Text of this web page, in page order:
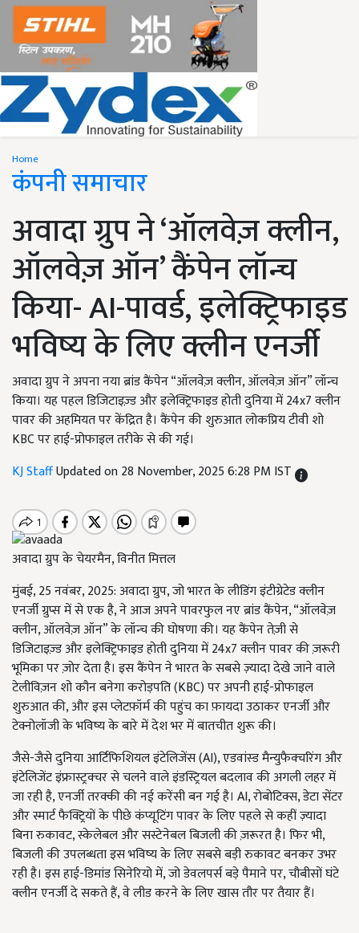
Home
कंपनी समाचार
अवादा ग्रुप ने ‘ऑलवेज़ क्लीन,
ऑलवेज़ ऑन’ कैंपेन लॉन्च
किया- AI-पावर्ड, इलेक्ट्रिफाइड
भविष्य के लिए क्लीन एनर्जी
अवादा ग्रुप ने अपना नया ब्रांड कैंपेन “ऑलवेज़ क्लीन, ऑलवेज़ ऑन” लॉन्च
किया। यह पहल डिजिटाइज़्ड और इलेक्ट्रिफाइड होती दुनिया में 24x7 क्लीन
पावर की अहमियत पर केंद्रित है। कैंपेन की शुरुआत लोकप्रिय टीवी शो
KBC पर हाई-प्रोफाइल तरीके से की गई।
KJ StaffUpdated on 28 November, 2025 6:28 PM IST
अवादा ग्रुप के चेयरमैन, विनीत मित्तल
मुंबई, 25 नवंबर, 2025: अवादा ग्रुप, जो भारत के लीडिंग इंटीग्रेटेड क्लीन
एनर्जी ग्रुप्स में से एक है, ने आज अपने पावरफुल नए ब्रांड कैंपेन, “ऑलवेज़
क्लीन, ऑलवेज़ ऑन” के लॉन्च की घोषणा की। यह कैंपेन तेज़ी से
डिजिटाइज़्ड और इलेक्ट्रिफाइड होती दुनिया में 24x7 क्लीन पावर की ज़रूरी
भूमिका पर ज़ोर देता है। इस कैंपेन ने भारत के सबसे ज़्यादा देखे जाने वाले
टेलीविज़न शो कौन बनेगा करोड़पति (KBC) पर अपनी हाई-प्रोफाइल
शुरुआत की, और इस प्लेटफ़ॉर्म की पहुंच का फ़ायदा उठाकर एनर्जी और
टेक्नोलॉजी के भविष्य के बारे में देश भर में बातचीत शुरू की।
जैसे-जैसे दुनिया आर्टिफिशियल इंटेलिजेंस (AI), एडवांस्ड मैन्युफैक्चरिंग और
इंटेलिजेंट इंफ्रास्ट्रक्चर से चलने वाले इंडस्ट्रियल बदलाव की अगली लहर में
जा रही है, एनर्जी तरक्की की नई करेंसी बन गई है। AI, रोबोटिक्स, डेटा सेंटर
और स्मार्ट फैक्ट्रियों के पीछे कंप्यूटिंग पावर के लिए पहले से कहीं ज़्यादा
बिना रुकावट, स्केलेबल और सस्टेनेबल बिजली की ज़रूरत है। फिर भी,
बिजली की उपलब्धता इस भविष्य के लिए सबसे बड़ी रुकावट बनकर उभर
रही है। इस हाई-डिमांड सिनेरियो में, जो डेवलपर्स बड़े पैमाने पर, चौबीसों घंटे
क्लीन एनर्जी दे सकते हैं, वे लीड करने के लिए खास तौर पर तैयार हैं।